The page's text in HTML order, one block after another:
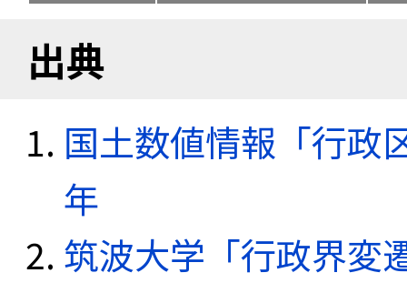
出典
国土数値情報「行政
年
筑波大学「行政界変